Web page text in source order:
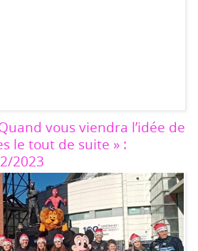
vous viendra l’idée de
le tout de suite » :
2023